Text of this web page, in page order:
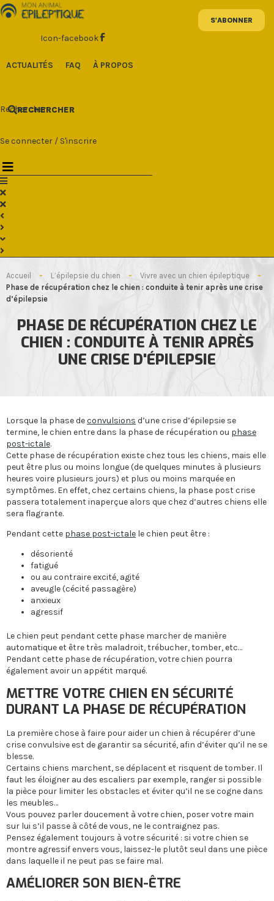
Aller
au
Icon-facebook
ACTUALITÉS FAQ À PROPOS
Rechercher
RECHERCHER
Se connecter / S'inscrire
Accueil - L’épilepsie du chien - Vivre avec un chien épileptique
-
Phase de récupération chez le chien : conduite à tenir après une crise
d’épilepsie
PHASE DE RÉCUPÉRATION CHEZ LE
CHIEN : CONDUITE À TENIR APRÈS
UNE CRISE D'ÉPILEPSIE
Lorsque la phase deconvulsions d’une crise d’épilepsie se
termine, le chien entre dans la phase de récupération ou phase
post-ictale.
Cette phase de récupération existe chez tous les chiens, mais elle
peut être plus ou moins longue (de quelques minutes à plusieurs
heures voire plusieurs jours) et plus ou moins marquée en
symptômes. En effet, chez certains chiens, la phase post crise
passera totalement inaperçue alors que chez d’autres chiens elle
sera flagrante.
Pendant cette phase post-ictale le chien peut être :
désorienté
fatigué
ou au contraire excité, agité
aveugle (cécité passagère)
anxieux
agressif
Le chien peut pendant cette phase marcher de manière
automatique et être très maladroit, trébucher, tomber, etc…
Pendant cette phase de récupération, votre chien pourra
également avoir un appétit marqué.
METTRE VOTRE CHIEN EN SÉCURITÉ
DURANT LA PHASE DE RÉCUPÉRATION
La première chose à faire pour aider un chien à récupérer d’une
crise convulsive est de garantir sa sécurité, afin d’éviter qu’il ne se
blesse.
Certains chiens marchent, se déplacent et risquent de tomber. Il
faut les éloigner au des escaliers par exemple, ranger si possible
la pièce pour limiter les obstacles et éviter qu’il ne se cogne dans
les meubles…
Vous pouvez parler doucement à votre chien, poser votre main
sur lui s’il passe à côté de vous, ne le contraignez pas.
Pensez également toujours à votre sécurité : si votre chien se
montre agressif envers vous, laissez-le plutôt seul dans une pièce
dans laquelle il ne peut pas se faire mal.
AMÉLIORER SON BIEN-ÊTRE